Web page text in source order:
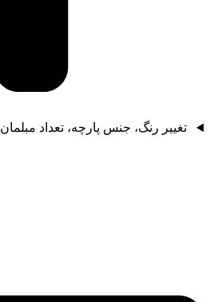
تغییر رنگ، جنس پارچه، تعداد مبلمان